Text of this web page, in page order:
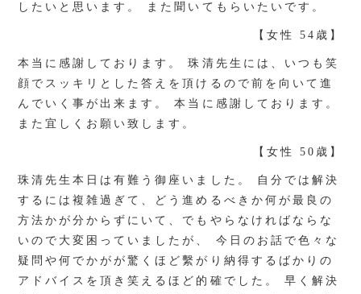
したいと思います。 また聞いてもらいたいです。
【女性 54歳】
本当に感謝しております。 珠清先生には、いつも笑
顔でスッキリとした答えを頂けるので前を向いて進
んでいく事が出来ます。 本当に感謝しております。
また宜しくお願い致します。
【女性 50歳】
珠清先生本日は有難う御座いました。 自分では解決
するには複雑過ぎて、どう進めるべきか何が最良の
方法かが分からずにいて、でもやらなければならな
いので大変困っていましたが、 今日のお話で色々な
疑問や何でかがが驚くほど繫がり納得するばかりの
アドバイスを頂き笑えるほど的確でした。 早く解決